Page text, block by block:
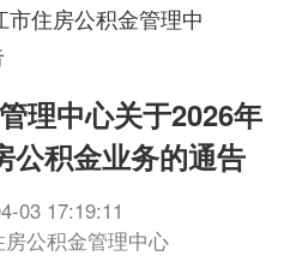
市住房公积金管理中
理中心关于2026年
公积金业务的通告
03 17:19:11
公积金管理中心